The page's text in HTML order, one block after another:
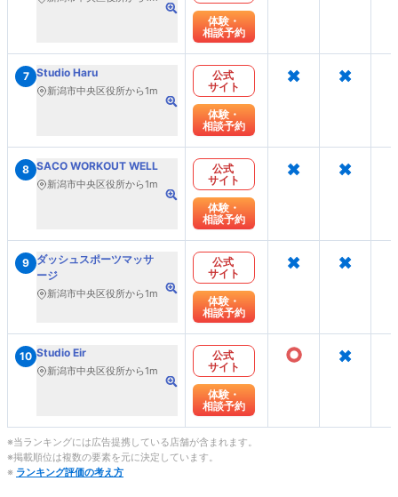
体験・
相談予約
7 Studio Haru
新潟市中央区役所から1m
公式
サイト
体験・
相談予約
× ×
8 SACO WORKOUT WELL
新潟市中央区役所から1m
公式
サイト
体験・
相談予約
× ×
9 ダッシュスポーツマッサ
ージ
新潟市中央区役所から1m
公式
サイト
体験・
相談予約
× ×
10 Studio Eir
新潟市中央区役所から1m
公式
サイト
体験・
相談予約
○ ×
※当ランキングには広告提携している店舗が含まれます。
※掲載順位は複数の要素を元に決定しています。
※ ランキング評価の考え方